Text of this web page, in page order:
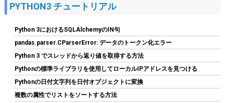
Amazon限定 キオクシア 内蔵SSD 1TB PCIe Gen4×4 NVMe M.2
2280 読込7,200M SSD-CK1.0N4B/R
(54519 ) GBP 143.25 (2026-08-06 04:03 GMT +09:00 時点 -
PYTHON3 チュートリアル
Python 3におけるSQLAlchemyのIN句
pandas.parser.CParserError: データのトークン化エラー
Python 3 でスレッドから返り値を取得する方法
Pythonの標準ライブラリを使用してローカルIPアドレスを見つける
Pythonの日付文字列を日付オブジェクトに変換
複数の属性でリストをソートする方法